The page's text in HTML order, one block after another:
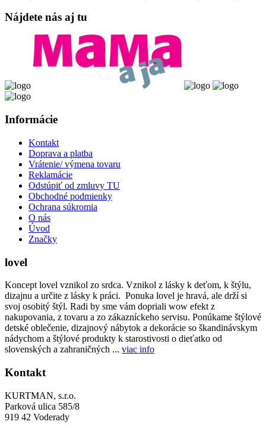
Nájdete nás aj tu
Informácie
Kontakt
Doprava a platba
Vrátenie/ výmena tovaru
Reklamácie
Odstúpiť od zmluvy TU
Obchodné podmienky
Ochrana súkromia
O nás
Úvod
Značky
lovel
Koncept lovel vznikol zo srdca. Vznikol z lásky k deťom, k štýlu,
dizajnu a určite z lásky k práci. Ponuka lovel je hravá, ale drží si
svoj osobitý štýl. Radi by sme vám dopriali wow efekt z
nakupovania, z tovaru a zo zákazníckeho servisu. Ponúkame štýlové
detské oblečenie, dizajnový nábytok a dekorácie so škandinávskym
nádychom a štýlové produkty k starostivosti o dieťatko od
slovenských a zahraničných ... viac info
Kontakt
KURTMAN, s.r.o.
Parková ulica 585/8
919 42 Voderady